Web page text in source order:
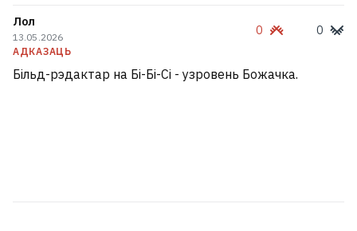
Лол
13.05.2026
АДКАЗАЦЬ
0 0
Більд-рэдактар на Бі-Бі-Сі - узровень Божачка.